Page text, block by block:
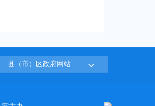
县（市）区政府网站